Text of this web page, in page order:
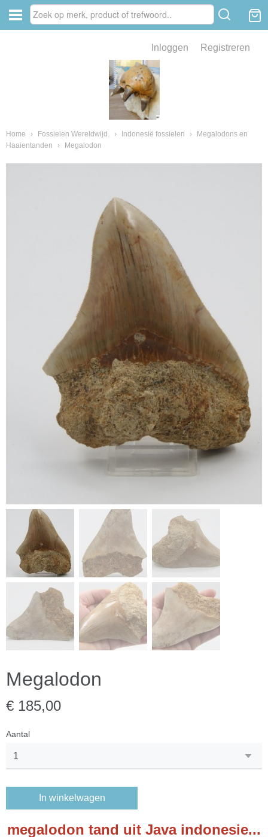
Inloggen Registreren
Home › Fossielen Wereldwijd. › Indonesië fossielen ›
Megalodons en
Haaientanden
› Megalodon
Megalodon
€ 185,00
Aantal
In winkelwagen
megalodon tand uit Java indonesie...
van fossielen en mineralen